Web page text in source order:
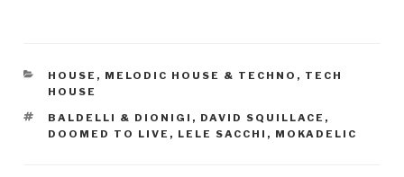
KATEGORIEN
HOUSE , MELODIC HOUSE & TECHNO , TECH
HOUSE
SCHLAGWÖRTER
BALDELLI & DIONIGI , DAVID SQUILLACE ,
DOOMED TO LIVE , LELE SACCHI , MOKADELIC